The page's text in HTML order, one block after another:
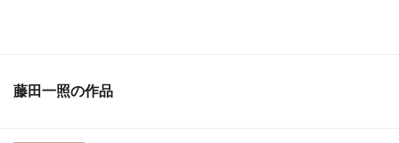
藤田一照の作品